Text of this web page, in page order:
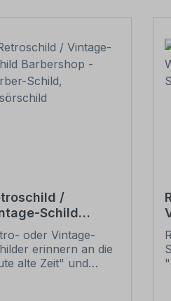
/
Schild
- Barber-
Frisörschild
oder Vintage-
erinnern an die
alte Zeit" und